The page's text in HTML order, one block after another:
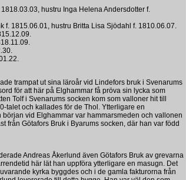
hustru Inga Helena Andersdotter f.
f. 1815.06.01, hustru Britta Lisa Sjödahl f. 1810.06.07.
trampat ut sina läroår vid Lindefors bruk i Svenarums
för att här på Elghammar få pröva sin lycka som
Tolf i Svenarums socken kom som valloner hit till
talet och kallades för de Thol. Ytterligare en
början vid Elghammar var hammarsmeden och vallonen
från Götafors Bruk i Byarums socken, där han var född
Andreas Åkerlund även Götafors Bruk av grevarna
här lät han uppföra ytterligare en masugn. Det
kyrka byggdes och i de gamla fakturorna från